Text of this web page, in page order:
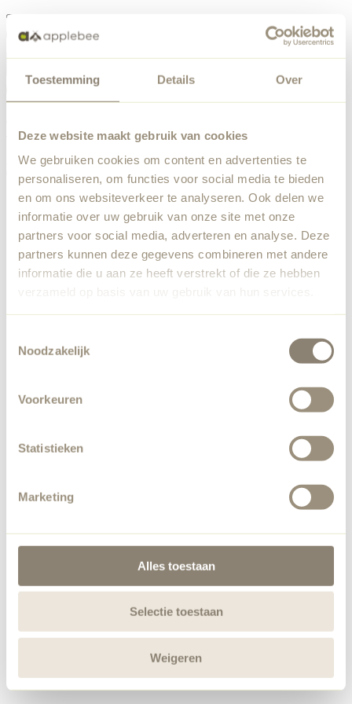
Toestemming Details Over
Deze website maakt gebruik van cookies
We gebruiken cookies om content en advertenties te
personaliseren, om functies voor social media te bieden
en om ons websiteverkeer te analyseren. Ook delen we
informatie over uw gebruik van onze site met onze
partners voor social media, adverteren en analyse. Deze
partners kunnen deze gegevens combineren met andere
informatie die u aan ze heeft verstrekt of die ze hebben
verzameld op basis van uw gebruik van hun services.
Noodzakelijk
Voorkeuren
Statistieken
Marketing
Alles toestaan
Selectie toestaan
Weigeren
Etwas ist schiefgelaufen
Team wurde benachrichtigt.
Zurück zur Startseite